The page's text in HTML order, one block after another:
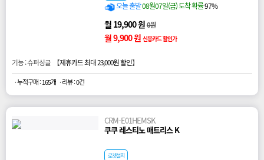
오늘 출발08월07일(금) 도착 확률97%
월 19,900 원0원
월 9,900 원 신용카드 할인가
기능 : 슈퍼싱글 【제휴카드 최대 23,000원 할인】
· 누적구매 : 165개 · 리뷰 : 0건
CRM-E01HEMSK
쿠쿠 레스티노 매트리스 K
로켓설치